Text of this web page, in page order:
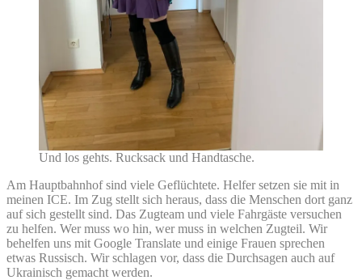
Und los gehts. Rucksack und Handtasche.
Am Hauptbahnhof sind viele Geflüchtete. Helfer setzen sie mit in
meinen ICE. Im Zug stellt sich heraus, dass die Menschen dort ganz
auf sich gestellt sind. Das Zugteam und viele Fahrgäste versuchen
zu helfen. Wer muss wo hin, wer muss in welchen Zugteil. Wir
behelfen uns mit Google Translate und einige Frauen sprechen
etwas Russisch. Wir schlagen vor, dass die Durchsagen auch auf
Ukrainisch gemacht werden.